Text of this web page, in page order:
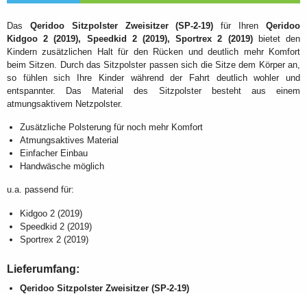
Das Qeridoo Sitzpolster Zweisitzer (SP-2-19) für IhrenQeridoo
Kidgoo 2 (2019), Speedkid 2 (2019), Sportrex 2 (2019)bietet den
Kindern zusätzlichen Halt für den Rücken und deutlich mehr Komfort
beim Sitzen. Durch das Sitzpolster passen sich die Sitze dem Körper an,
so fühlen sich Ihre Kinder während der Fahrt deutlich wohler und
entspannter. Das Material des Sitzpolster besteht aus einem
atmungsaktivem Netzpolster.
Zusätzliche Polsterung für noch mehr Komfort
Atmungsaktives Material
Einfacher Einbau
Handwäsche möglich
u.a. passend für:
Kidgoo 2 (2019)
Speedkid 2 (2019)
Sportrex 2 (2019)
Lieferumfang:
Qeridoo Sitzpolster Zweisitzer (SP-2-19)